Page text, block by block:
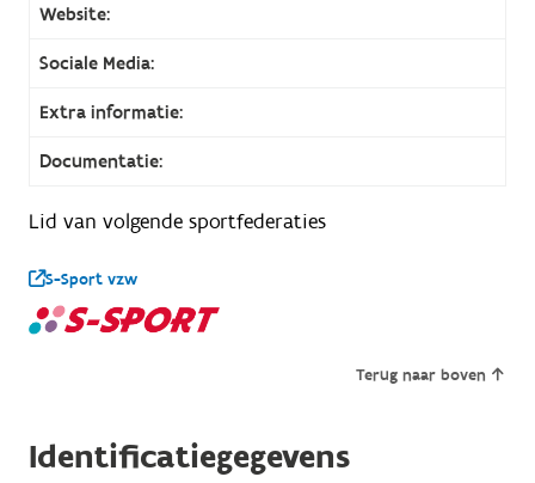
Website:
Sociale Media:
Extra informatie:
Documentatie:
Lid van volgende sportfederaties
S-Sport vzw
Terug naar boven
Identificatiegegevens